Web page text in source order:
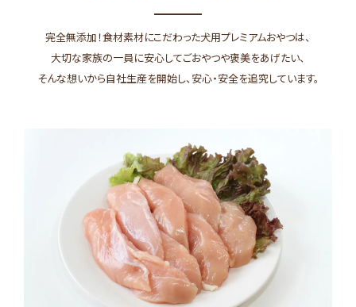
完全無添加！食材素材にこだわった犬用プレミアムおやつは、
大切な家族の一員に安心してごおやつや褒美をあげたい、
そんな想いから自社生産を開始し、安心・安全を追究しています。